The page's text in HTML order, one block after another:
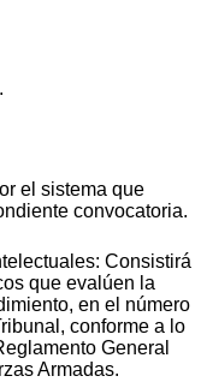
el sistema que
convocatoria.
Consistirá
que evalúen la
en el número
conforme a lo
General
Armadas.